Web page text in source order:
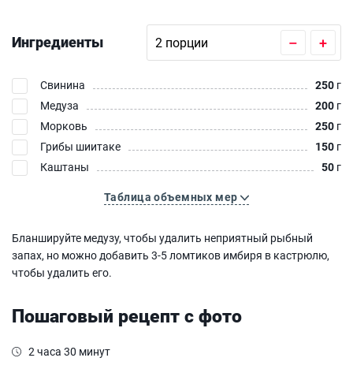
Ингредиенты – +
Свинина 250 г
Медуза
200 г
Морковь
250 г
Грибы шиитаке
150 г
Каштаны
50 г
Таблица объемных мер
Бланшируйте медузу, чтобы удалить неприятный рыбный
запах, но можно добавить 3-5 ломтиков имбиря в кастрюлю,
чтобы удалить его.
Пошаговый рецепт с фото
2 часа 30 минут